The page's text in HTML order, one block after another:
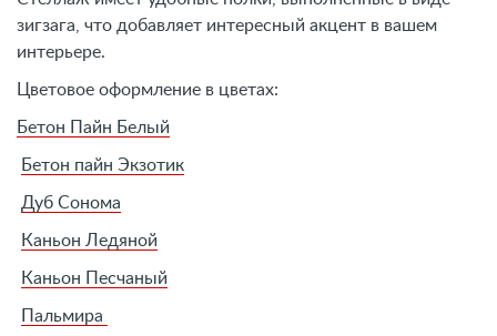
зигзага, что добавляет интересный акцент в вашем
интерьере.
Цветовое оформление в цветах:
Бетон Пайн Белый
Бетон пайн Экзотик
Дуб Сонома
Каньон Ледяной
Каньон Песчаный
Пальмира